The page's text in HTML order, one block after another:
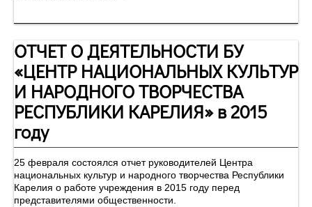
ОТЧЕТ О ДЕЯТЕЛЬНОСТИ БУ
«ЦЕНТР НАЦИОНАЛЬНЫХ КУЛЬТУР
И НАРОДНОГО ТВОРЧЕСТВА
РЕСПУБЛИКИ КАРЕЛИЯ» в 2015
году
25 февраля состоялся отчет руководителей Центра
национальных культур и народного творчества Республики
Карелия о работе учреждения в 2015 году перед
представителями общественности.